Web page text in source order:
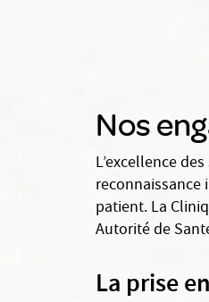
Nos
L’excellence
reconnaissance
patient. La
Autorité de
La prise